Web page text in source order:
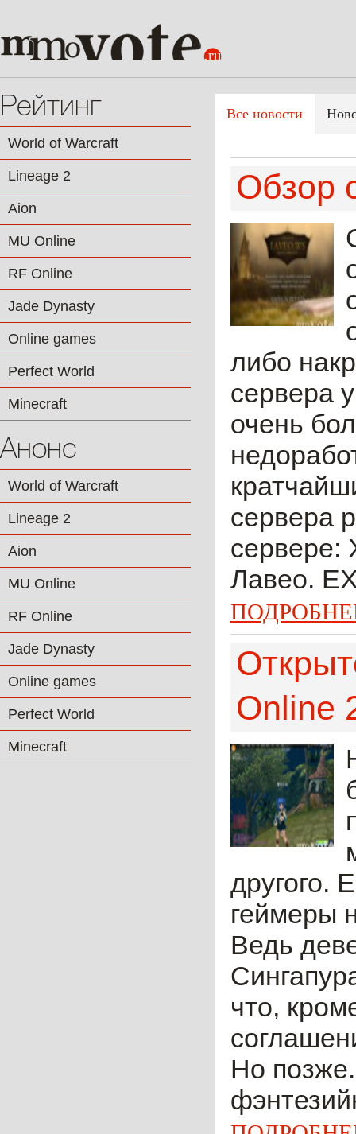
Рейтинг
World of Warcraft
Lineage 2
Aion
MU Online
RF Online
Jade Dynasty
Online games
Perfect World
Minecraft
Анонс
World of Warcraft
Lineage 2
Aion
MU Online
RF Online
Jade Dynasty
Online games
Perfect World
Minecraft
Все новости
Обзор
либо
сервера
очень
сервера
сервере:
Лавео.
Online
другого.
геймеры
Ведь
что,
Но